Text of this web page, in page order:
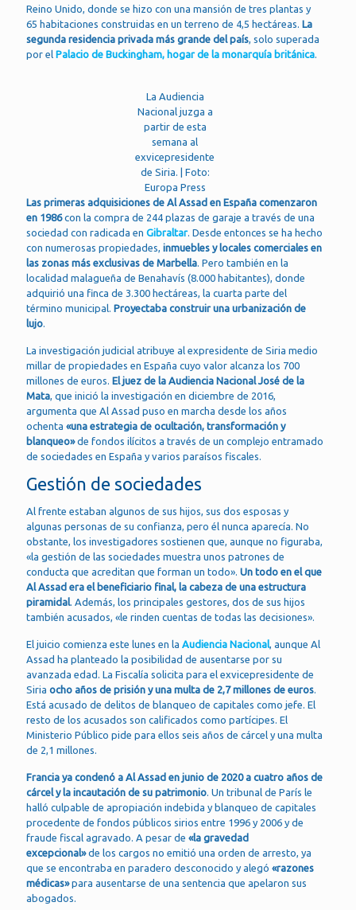
Reino Unido, donde se hizo con una mansión de tres plantas y
65 habitaciones construidas en un terreno de 4,5 hectáreas. La
segunda residencia privada más grande del país, solo superada
por el Palacio de Buckingham, hogar de la monarquía británica.
La Audiencia
Nacional juzga a
partir de esta
semana al
exvicepresidente
de Siria. | Foto:
Europa Press
Las primeras adquisiciones de Al Assad en España comenzaron
en 1986con la compra de 244 plazas de garaje a través de una
sociedad con radicada en Gibraltar. Desde entonces se ha hecho
con numerosas propiedades, inmuebles y locales comerciales en
las zonas más exclusivas de Marbella. Pero también en la
localidad malagueña de Benahavís (8.000 habitantes), donde
adquirió una finca de 3.300 hectáreas, la cuarta parte del
término municipal. Proyectaba construir una urbanización de
lujo.
La investigación judicial atribuye al expresidente de Siria medio
millar de propiedades en España cuyo valor alcanza los 700
millones de euros. El juez de la Audiencia Nacional José de la
Mata, que inició la investigación en diciembre de 2016,
argumenta que Al Assad puso en marcha desde los años
ochenta «una estrategia de ocultación, transformación y
blanqueo»de fondos ilícitos a través de un complejo entramado
de sociedades en España y varios paraísos fiscales.
Gestión de sociedades
Al frente estaban algunos de sus hijos, sus dos esposas y
algunas personas de su confianza, pero él nunca aparecía. No
obstante, los investigadores sostienen que, aunque no figuraba,
«la gestión de las sociedades muestra unos patrones de
conducta que acreditan que forman un todo». Un todo en el que
Al Assad era el beneficiario final, la cabeza de una estructura
piramidal. Además, los principales gestores, dos de sus hijos
también acusados, «le rinden cuentas de todas las decisiones».
El juicio comienza este lunes en la Audiencia Nacional, aunque Al
Assad ha planteado la posibilidad de ausentarse por su
avanzada edad. La Fiscalía solicita para el exvicepresidente de
Siria ocho años de prisión y una multa de 2,7 millones de euros.
Está acusado de delitos de blanqueo de capitales como jefe. El
resto de los acusados son calificados como partícipes. El
Ministerio Público pide para ellos seis años de cárcel y una multa
de 2,1 millones.
Francia ya condenó a Al Assad en junio de 2020 a cuatro años de
cárcel y la incautación de su patrimonio. Un tribunal de París le
halló culpable de apropiación indebida y blanqueo de capitales
procedente de fondos públicos sirios entre 1996 y 2006 y de
fraude fiscal agravado. A pesar de «la gravedad
excepcional»de los cargos no emitió una orden de arresto, ya
que se encontraba en paradero desconocido y alegó «razones
médicas»para ausentarse de una sentencia que apelaron sus
abogados.